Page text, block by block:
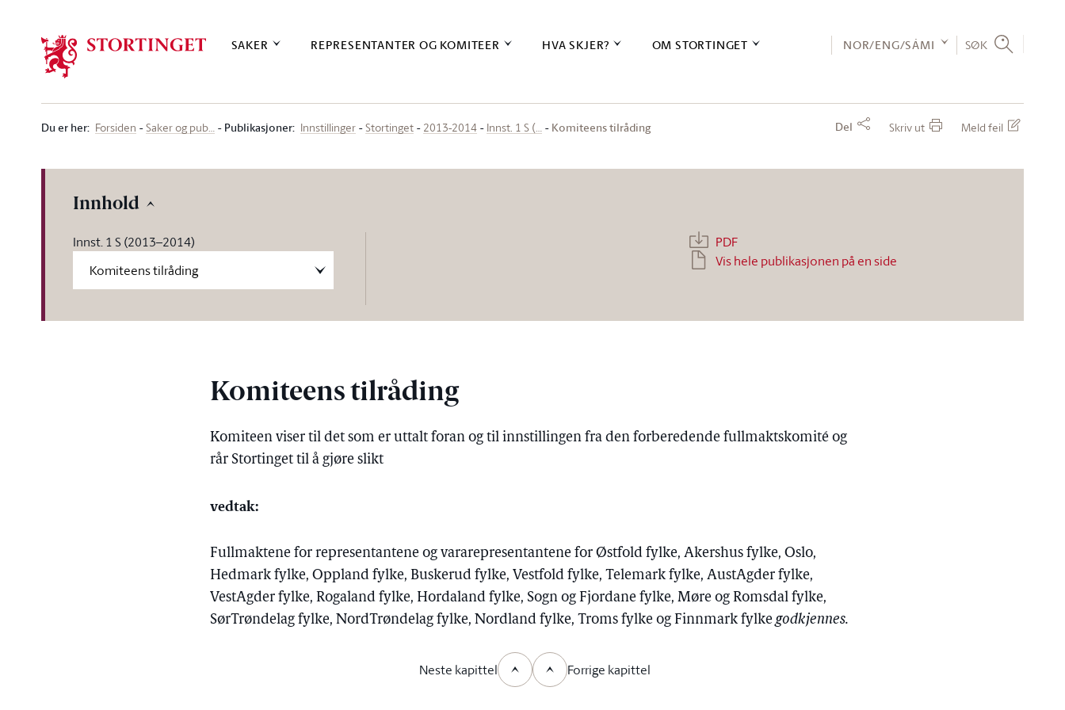
SAKER REPRESENTANTER OG KOMITEER HVA SKJER? OM STORTINGET NOR/ENG/SÁMI SØK
Du er her: Forsiden Saker og pub… Publikasjoner: Innstillinger Stortinget 2013-2014 Innst. 1 S (… Komiteens tilråding Del Skriv ut Meld feil
Innhold
Innst. 1 S (2013–2014)
PDF
Vis hele publikasjonen på en side
Komiteens tilråding
Komiteen viser til det som er uttalt foran og til innstillingen fra den forberedende fullmaktskomité og
rår Stortinget til å gjøre slikt
vedtak:
Fullmaktene for representantene og vararepresentantene for Østfold fylke, Akershus fylke, Oslo,
Hedmark fylke, Oppland fylke, Buskerud fylke, Vestfold fylke, Telemark fylke, AustAgder fylke,
VestAgder fylke, Rogaland fylke, Hordaland fylke, Sogn og Fjordane fylke, Møre og Romsdal fylke,
SørTrøndelag fylke, NordTrøndelag fylke, Nordland fylke, Troms fylke og Finnmark fylkegodkjennes.
Forrige kapittel
Neste kapittel